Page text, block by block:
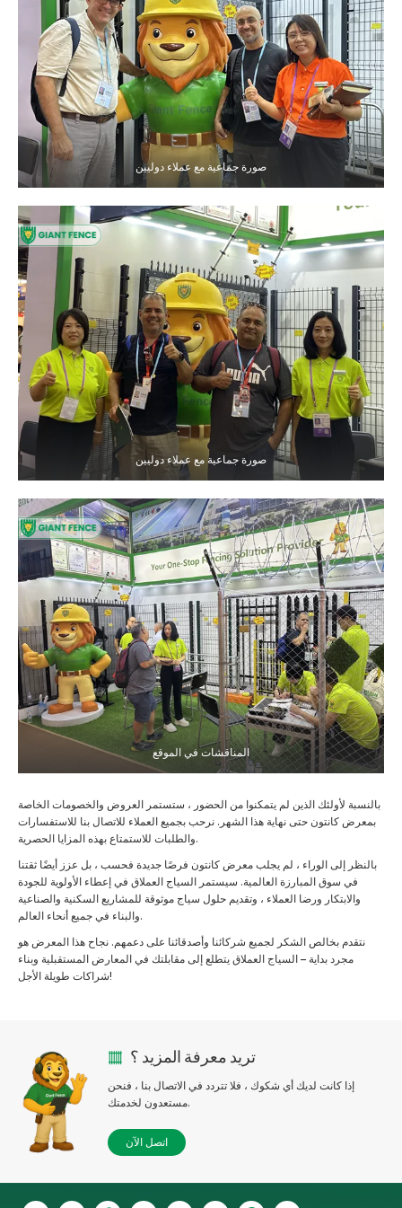
صورة جماعية مع عملاء دوليين
صورة جماعية مع عملاء دوليين
المناقشات في الموقع
بالنسبة لأولئك الذين لم يتمكنوا من الحضور ، ستستمر العروض والخصومات الخاصة
بمعرض كانتون حتى نهاية هذا الشهر. نرحب بجميع العملاء للاتصال بنا للاستفسارات
والطلبات للاستمتاع بهذه المزايا الحصرية.
بالنظر إلى الوراء ، لم يجلب معرض كانتون فرصًا جديدة فحسب ، بل عزز أيضًا ثقتنا
في سوق المبارزة العالمية. سيستمر السياج العملاق في إعطاء الأولوية للجودة
والابتكار ورضا العملاء ، وتقديم حلول سياج موثوقة للمشاريع السكنية والصناعية
والبناء في جميع أنحاء العالم.
نتقدم بخالص الشكر لجميع شركائنا وأصدقائنا على دعمهم. نجاح هذا المعرض هو
مجرد بداية – السياج العملاق يتطلع إلى مقابلتك في المعارض المستقبلية وبناء
شراكات طويلة الأجل!
تريد معرفة المزيد ؟
إذا كانت لديك أي شكوك ، فلا تتردد في الاتصال بنا ، فنحن
مستعدون لخدمتك.
اتصل الآن